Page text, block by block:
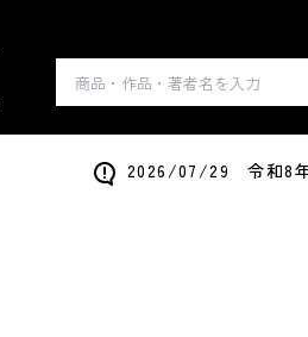
2026/07/29 令和8年